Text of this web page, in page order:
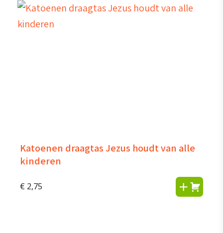
Katoenen draagtas Jezus houdt van alle
kinderen
€ 2,75